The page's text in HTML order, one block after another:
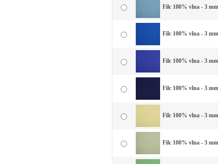
Filc 100% vlna - 3
Filc 100% vlna - 3
Filc 100% vlna - 3
Filc 100% vlna - 3
Filc 100% vlna - 3
Filc 100% vlna - 3